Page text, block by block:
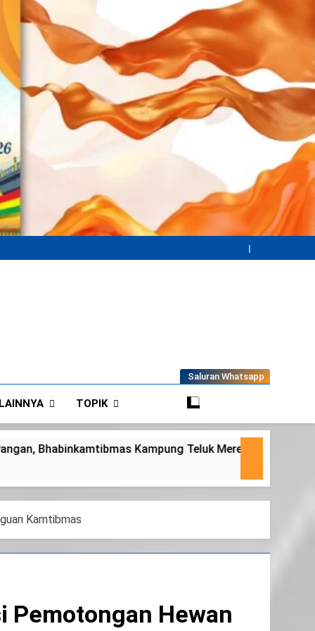
Saluran Whatsapp
TOPIK
Merempan Tinjau Tanaman Jagung Waga
Kamtibmas
Pemotongan Hewan